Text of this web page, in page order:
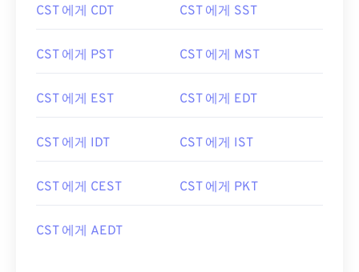
CST 에게 CDT CST 에게 SST
CST 에게 PST CST 에게 MST
CST 에게 EST CST 에게 EDT
CST 에게 IDT CST 에게 IST
CST 에게 CEST CST 에게 PKT
CST 에게 AEDT